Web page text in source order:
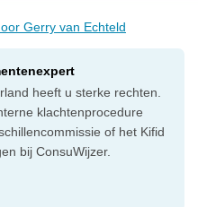
Gerry van Echteld
heeft u sterke rechten.
klachtenprocedure
of het Kifid
bij ConsuWijzer.